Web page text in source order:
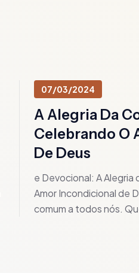
07/03/2024
A Alegria Da
Celebrando O
De Deus
e Devocional: A
Amor Incondicional de
comum a todos nós.